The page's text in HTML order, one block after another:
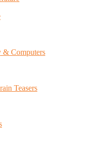
& Computers
Teasers